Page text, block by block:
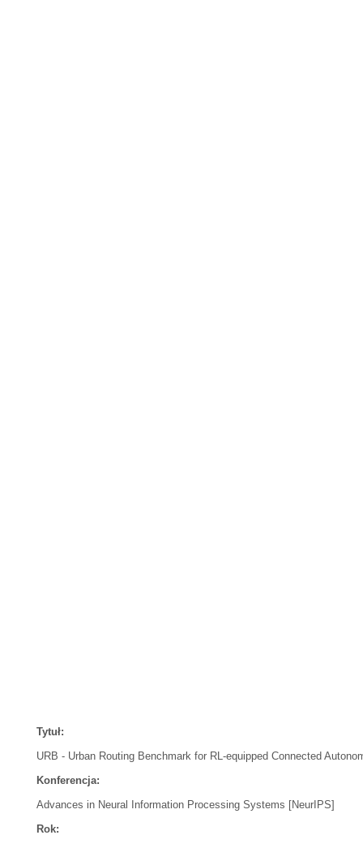
Tytuł:
URB - Urban Routing Benchmark for RL-equipped Connected
Konferencja:
Advances in Neural Information Processing Systems [NeurIPS]
Rok: